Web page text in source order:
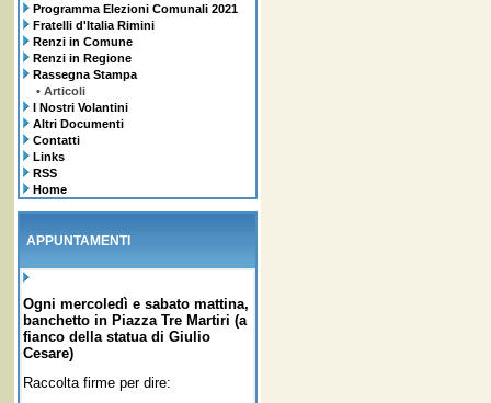
Programma Elezioni Comunali 2021
Fratelli d'Italia Rimini
Renzi in Comune
Renzi in Regione
Rassegna Stampa
• Articoli
I Nostri Volantini
Altri Documenti
Contatti
Links
RSS
Home
APPUNTAMENTI
Ogni mercoledì e sabato mattina,
banchetto in Piazza Tre Martiri (a
fianco della statua di Giulio
Cesare)
Raccolta firme per dire: